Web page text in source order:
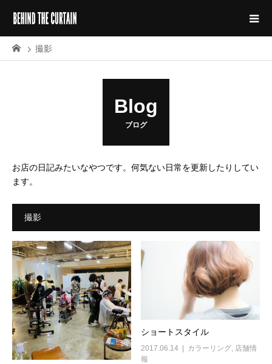
撮影
Blog
ブログ
お店の日記みたいなやつです。何気ない日常を更新したりしてい
ます。
撮影
ショートスタイル
2017.06.14 カラーリング 店舗情
報